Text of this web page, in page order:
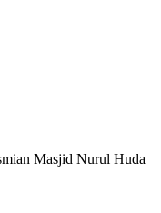
Masjid Nurul Huda